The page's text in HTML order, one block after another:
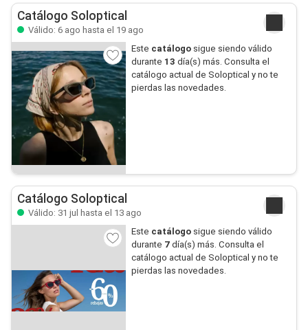
Catálogo Soloptical
Válido: 6 ago hasta el 19 ago
Este catálogosigue siendo válido
durante 13 día(s) más. Consulta el
catálogo actual de Soloptical y no te
pierdas las novedades.
Catálogo Soloptical
Válido: 31 jul hasta el 13 ago
Este catálogosigue siendo válido
durante 7día(s) más. Consulta el
catálogo actual de Soloptical y no te
pierdas las novedades.